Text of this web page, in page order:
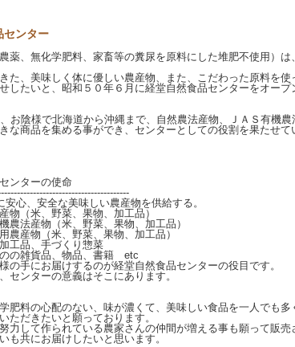
センター
薬、無化学肥料、家畜等の糞尿を原料にした堆肥不使用）
た、美味しく体に優しい農産物、また、こだわった原料を
したいと、昭和５０年６月に経堂自然食品センターをオープ
お陰様で北海道から沖縄まで、自然農法産物、ＪＡＳ有機
な商品を集める事ができ、センターとしての役割を果たせ
ンターの使命
安心、安全な美味しい農産物を供給する。
物（米、野菜、果物、加工品）
農法産物（米、野菜、果物、加工品）
農産物（米、野菜、果物、加工品）
工品、手づくり惣菜
の雑貨品、物品、書籍 etc
の手にお届けするのが経堂自然食品センターの役目です。
センターの意義はそこにあります。
肥料の心配のない、味が濃くて、美味しい食品を一人でも
ただきたいと願っております。
力して作られている農家さんの仲間が増える事も願って販
も共にお届けしたいと思います。